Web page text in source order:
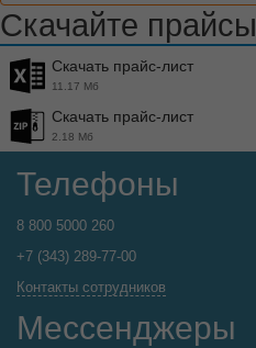
Скачайте прайсы
Скачать прайс-лист
11.17 Мб
Скачать прайс-лист
2.18 Мб
Телефоны
8 800 5000 260
+7 (343) 289-77-00
Контакты сотрудников
Мессенджеры